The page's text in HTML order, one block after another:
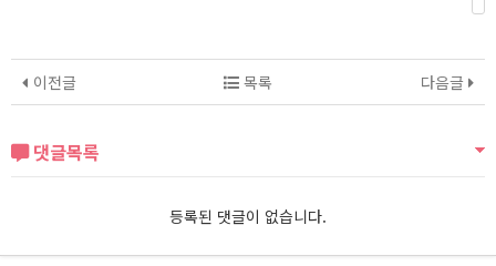
이전글 다음글
목록
댓글목록
등록된 댓글이 없습니다.